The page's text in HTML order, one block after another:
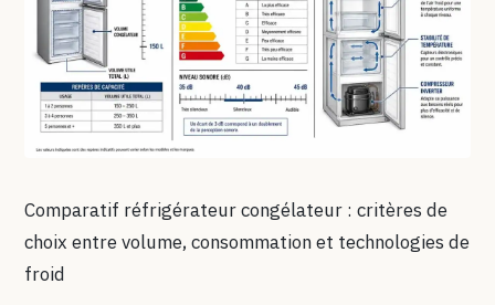
Comparatif réfrigérateur congélateur : critères de
choix entre volume, consommation et technologies de
froid